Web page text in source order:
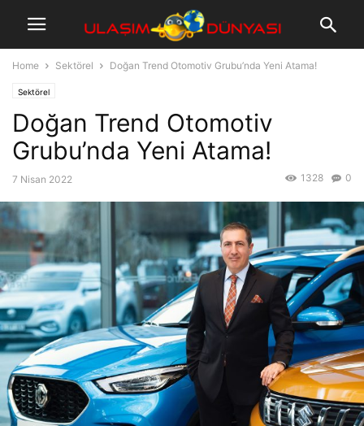
Home Sektörel Doğan Trend Otomotiv Grubu’nda Yeni Atama!
Sektörel
Doğan Trend Otomotiv
Grubu’nda Yeni Atama!
7 Nisan 2022 0
1328